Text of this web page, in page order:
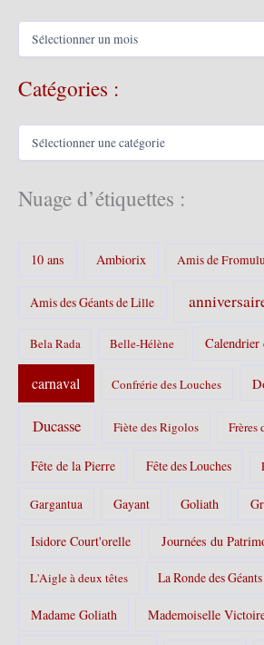
A
h
s
Catégories :
g
Nuage d’étiquettes :
10 ans Ambiorix Amis de
Amis des Géants de Lille
Bela Rada Belle-Hélène Calendrier
carnaval Confrérie des Louches
Ducasse Fiète des Rigolos Frères
Fête de la Pierre Fête des Louches
Gargantua Gayant Goliath
Isidore Court'orelle Journées du
L'Aigle à deux têtes La Ronde des Géants
Madame Goliath Mademoiselle